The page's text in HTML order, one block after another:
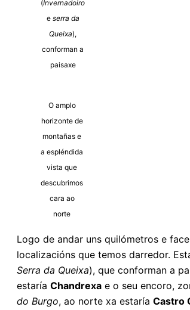
(Invernadoiro
e serra da
Queixa),
conforman a
paisaxe
O amplo
horizonte de
montañas e
a espléndida
vista que
descubrimos
cara ao
norte
Logo de andar uns quilómetros e
localizacións que temos darredor.
Serra da Queixa), que conforman a
estaría Chandrexa e o seu encoro,
do Burgo, ao norte xa estaría Castro